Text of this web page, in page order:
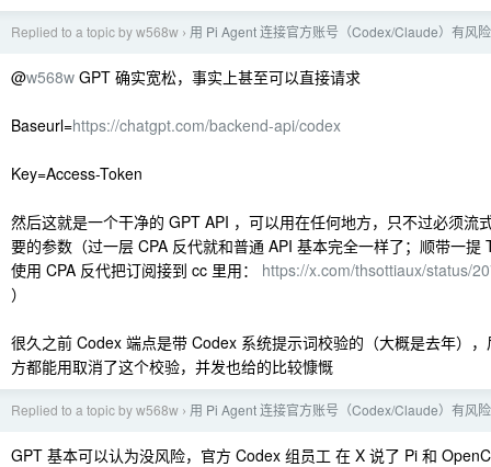
Replied to a topic by w568w › 用 Pi Agent 连接官方账号（Codex/Claude）有风
@w568w GPT 确实宽松，事实上甚至可以直接请求
Baseurl=https://chatgpt.com/backend-api/codex
Key=Access-Token
然后这就是一个干净的 GPT API ，可以用在任何地方，只不过必须流
要的参数（过一层 CPA 反代就和普通 API 基本完全一样了；顺带一提
使用 CPA 反代把订阅接到 cc 里用： https://x.com/thsottiaux/status/
）
很久之前 Codex 端点是带 Codex 系统提示词校验的（大概是去年）
方都能用取消了这个校验，并发也给的比较慷慨
Replied to a topic by w568w › 用 Pi Agent 连接官方账号（Codex/Claude）有风
GPT 基本可以认为没风险，官方 Codex 组员工 在 X 说了 Pi 和